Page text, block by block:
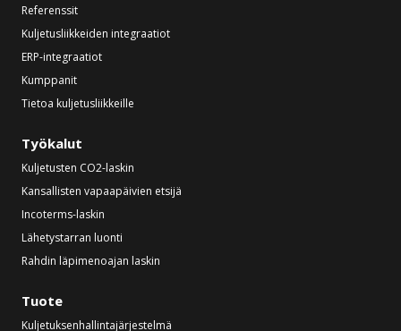
Referenssit
Kuljetusliikkeiden integraatiot
ERP-integraatiot
Kumppanit
Tietoa kuljetusliikkeille
Työkalut
Kuljetusten CO2-laskin
Kansallisten vapaapäivien etsijä
Incoterms-laskin
Lähetystarran luonti
Rahdin läpimenoajan laskin
Tuote
Kuljetuksenhallintajärjestelmä